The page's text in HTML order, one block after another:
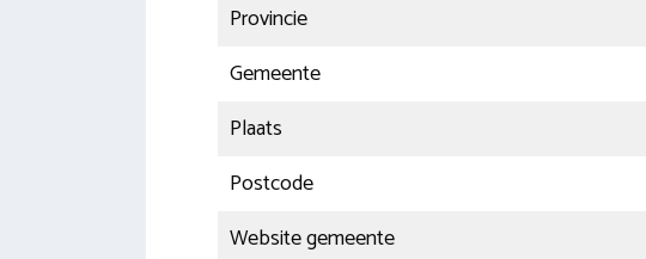
Provincie
Gemeente
Plaats
Postcode
Website gemeente